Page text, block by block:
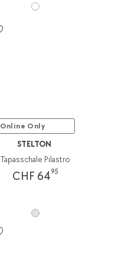
Online Only
STELTON
Tapasschale Pilastro
CHF 6495